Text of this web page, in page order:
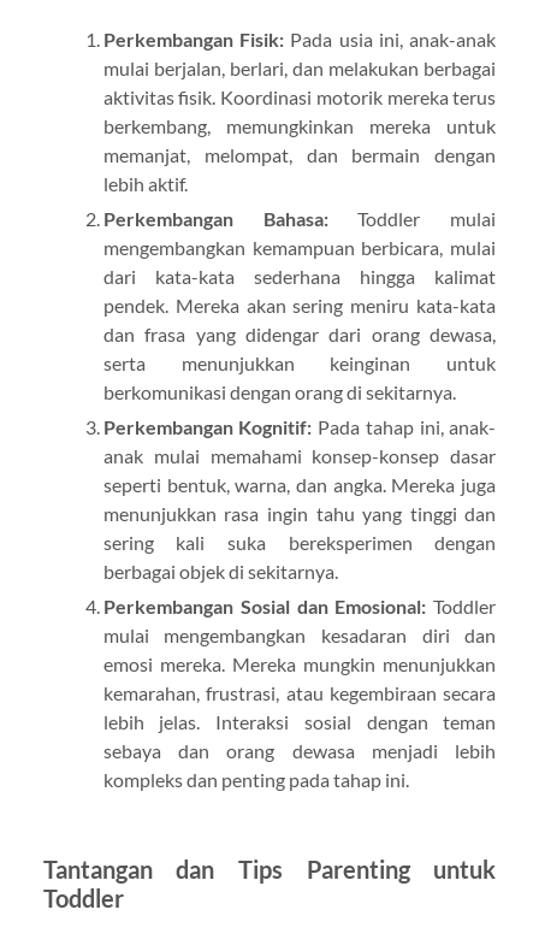
Perkembangan Fisik: Pada usia ini, anak-anak
mulai berjalan, berlari, dan melakukan berbagai
aktivitas fisik. Koordinasi motorik mereka terus
berkembang, memungkinkan mereka untuk
memanjat, melompat, dan bermain dengan
lebih aktif.
Perkembangan Bahasa:Toddler mulai
mengembangkan kemampuan berbicara, mulai
dari kata-kata sederhana hingga kalimat
pendek. Mereka akan sering meniru kata-kata
dan frasa yang didengar dari orang dewasa,
serta menunjukkan keinginan untuk
berkomunikasi dengan orang di sekitarnya.
Perkembangan Kognitif: Pada tahap ini, anak-
anak mulai memahami konsep-konsep dasar
seperti bentuk, warna, dan angka. Mereka juga
menunjukkan rasa ingin tahu yang tinggi dan
sering kali suka bereksperimen dengan
berbagai objek di sekitarnya.
Perkembangan Sosial dan Emosional: Toddler
mulai mengembangkan kesadaran diri dan
emosi mereka. Mereka mungkin menunjukkan
kemarahan, frustrasi, atau kegembiraan secara
lebih jelas. Interaksi sosial dengan teman
sebaya dan orang dewasa menjadi lebih
kompleks dan penting pada tahap ini.
Tantangan dan Tips Parenting untuk
Toddler